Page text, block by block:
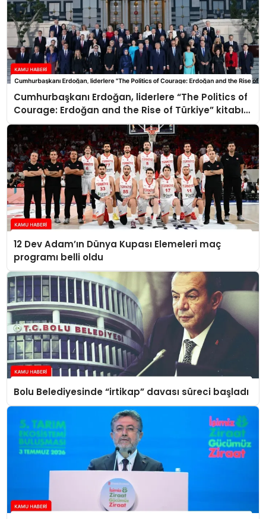
Cumhurbaşkanı Erdoğan, liderlere “The Politics of
Courage: Erdoğan and the Rise of Türkiye” kitabını
takdim etti
12 Dev Adam’ın Dünya Kupası Elemeleri maç
programı belli oldu
Bolu Belediyesinde “irtikap” davası süreci başladı